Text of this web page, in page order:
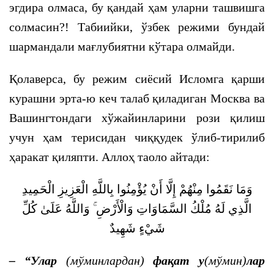
эгдира олмаса, бу қандай ҳам уларни ташвишга
солмасин?! Табиийки, ўзбек режими бундай
шармандали мағлубиятни кўтара олмайди.
Қолаверса, бу режим сиёсий Исломга қарши
курашни эрта-ю кеч талаб қиладиган Москва ва
Вашингтондаги хўжайинларини рози қилиш
учун ҳам терисидан чиққудек ўлиб-тирилиб
ҳаракат қиляпти. Аллоҳ таоло айтади:
وَمَا نَقَمُوا مِنْهُمْ إِلَّا أَنْ يُؤْمِنُوا بِاللَّهِ الْعَزِيزِ الْحَمِيدِ
الَّذِي لَهُ مُلْكُ السَّمَاوَاتِ وَالْأَرْضِ ۚ وَاللَّهُ عَلَىٰ كُلِّ
شَيْءٍ شَهِيدٌ
– “Улар (мўминлардан) фақат у(мўмин)лар